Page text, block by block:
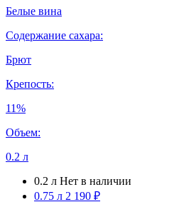
Белые вина
Содержание сахара:
Брют
Крепость:
11%
Объем:
0.2 л
0.2 л Нет в наличии
0.75 л 2 190 ₽